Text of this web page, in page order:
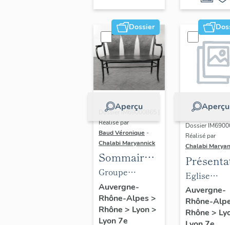
Dossier
Aperçu
Dossier IM69000865 |
Réalisé par
Baud Véronique -
Chalabi Maryannick
Sommaire
objets
mobiliers
du groupe
scolaire
Groupe
scolaire
Gilbert-Dru
Auvergne-
Rhône-Alpes>
Rhône > Lyon>
Lyon 7e
Aperçu
Dossier
Réalisé par
Chalabi
du
de
Notre-
Eglise
paroissiale
Notre-
Saint-Louis
Auvergne-
Rhône-
Rhône >